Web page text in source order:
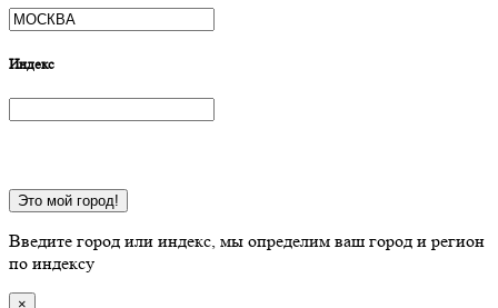
Индекс
Это мой город!
Введите город или индекс, мы определим ваш город и регион
по индексу
×